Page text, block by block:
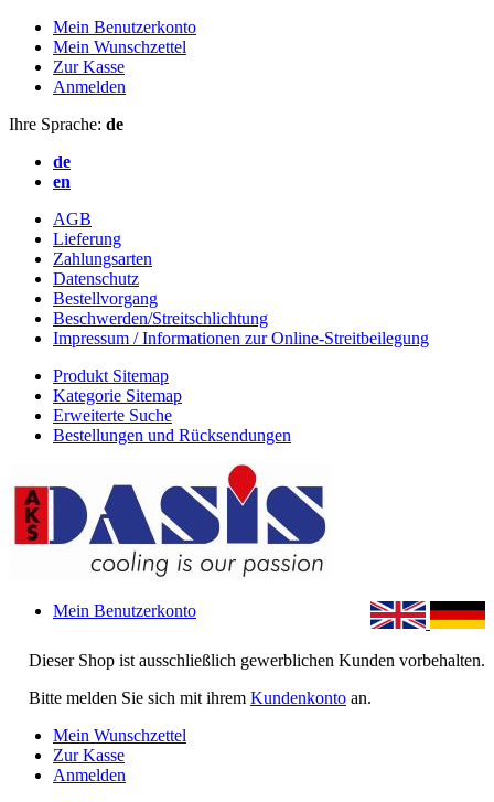
Mein Benutzerkonto
Mein Wunschzettel
Zur Kasse
Anmelden
Ihre Sprache: de
de
en
AGB
Lieferung
Zahlungsarten
Datenschutz
Bestellvorgang
Beschwerden/Streitschlichtung
Impressum / Informationen zur Online-Streitbeilegung
Produkt Sitemap
Kategorie Sitemap
Erweiterte Suche
Bestellungen und Rücksendungen
Dieser Shop ist ausschließlich gewerblichen Kunden vorbehalten.
Bitte melden Sie sich mit ihrem Kundenkonto an.
Mein Benutzerkonto
Mein Wunschzettel
Zur Kasse
Anmelden